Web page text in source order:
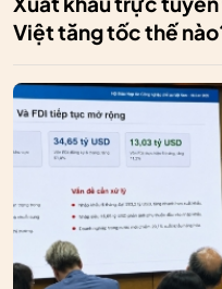
Việt tăng tốc thế